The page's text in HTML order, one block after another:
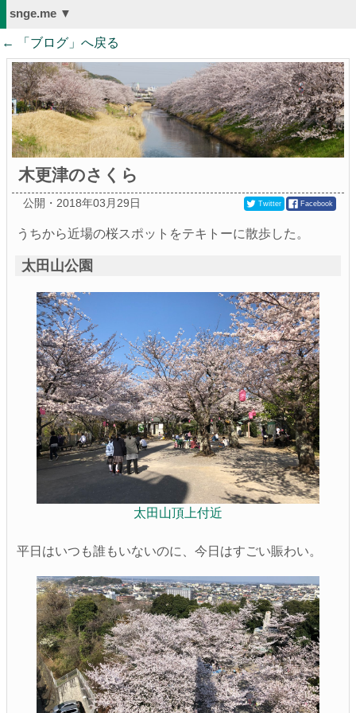
snge.me ▼
← 「 ブログ 」へ戻る
木更津のさくら
公開・2018年03月29日 Twitter Facebook
うちから近場の桜スポットをテキトーに散歩した。
太田山公園
太田山頂上付近
平日はいつも誰もいないのに、今日はすごい賑わい。